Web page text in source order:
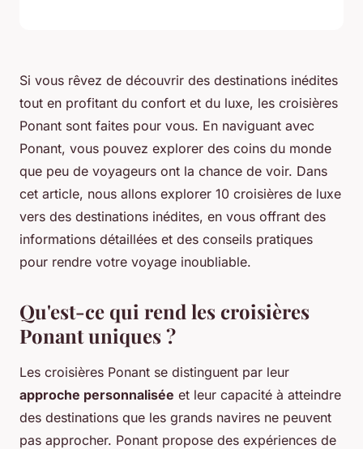
Si vous rêvez de découvrir des destinations inédites
tout en profitant du confort et du luxe, les croisières
Ponant sont faites pour vous. En naviguant avec
Ponant, vous pouvez explorer des coins du monde
que peu de voyageurs ont la chance de voir. Dans
cet article, nous allons explorer 10 croisières de luxe
vers des destinations inédites, en vous offrant des
informations détaillées et des conseils pratiques
pour rendre votre voyage inoubliable.
Qu'est-ce qui rend les croisières
Ponant uniques ?
Les croisières Ponant se distinguent par leur
approche personnalisée et leur capacité à atteindre
des destinations que les grands navires ne peuvent
pas approcher. Ponant propose des expériences de